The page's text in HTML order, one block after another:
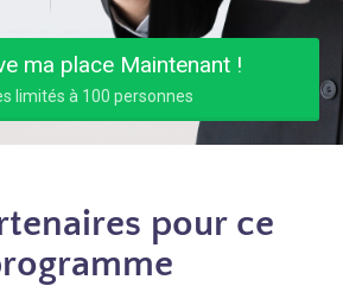
ma place Maintenant !
limités à 100 personnes
pour ce